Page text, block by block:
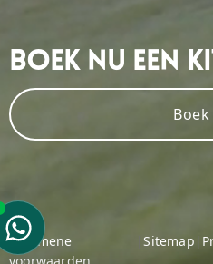
Boek Nu Een
Algemene
voorwaarden
|Sitemap